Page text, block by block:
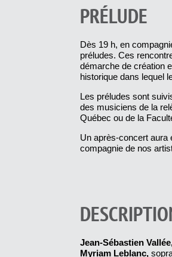
PRÉLUDE
Dès 19 h, en
préludes. Ces
démarche de création
historique dans lequel
Les préludes sont
des musiciens de la
Québec ou de la
Un après-concert aura
compagnie de nos
Jean-Sébastien
Myriam Leblanc,